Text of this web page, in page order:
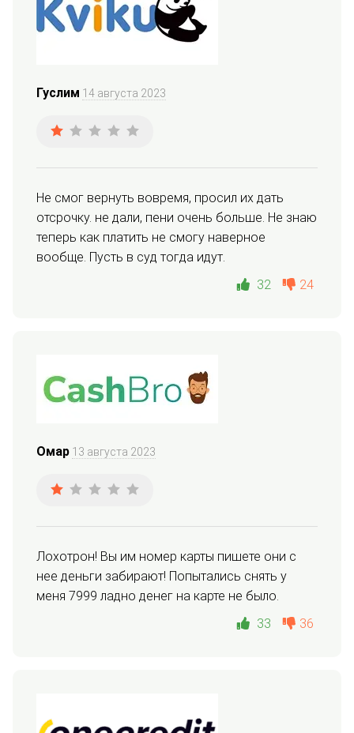
Гуслим 14 августа 2023
Не смог вернуть вовремя, просил их дать
отсрочку. не дали, пени очень больше. Не знаю
теперь как платить не смогу наверное
вообще. Пусть в суд тогда идут.
32
24
Омар 13 августа 2023
Лохотрон! Вы им номер карты пишете они с
нее деньги забирают! Попытались снять у
меня 7999 ладно денег на карте не было.
33
36